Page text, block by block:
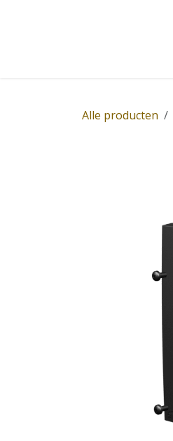
Alle producten